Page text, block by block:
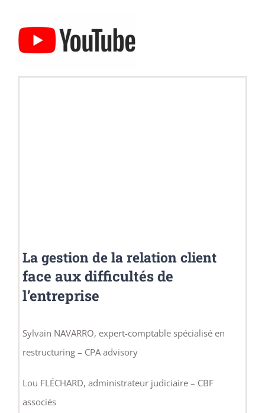
La gestion de la relation client
face aux difficultés de
l’entreprise
Sylvain NAVARRO, expert-comptable spécialisé en
restructuring – CPA advisory
Lou FLÉCHARD, administrateur judiciaire – CBF
associés